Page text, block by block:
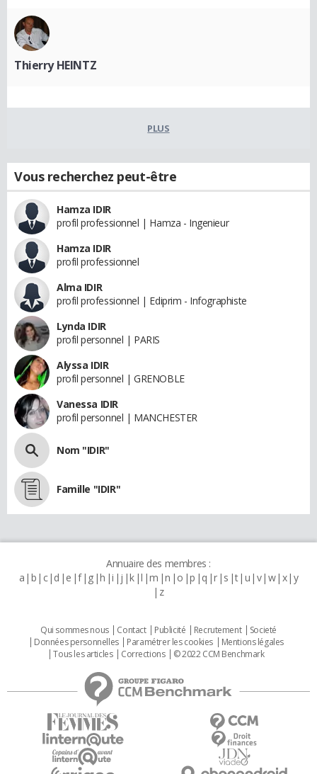
Thierry HEINTZ
PLUS
Vous recherchez peut-être
Hamza IDIR
profil professionnel | Hamza - Ingenieur
Hamza IDIR
profil professionnel
Alma IDIR
profil professionnel | Ediprim - Infographiste
Lynda IDIR
profil personnel | PARIS
Alyssa IDIR
profil personnel | GRENOBLE
Vanessa IDIR
profil personnel | MANCHESTER
Nom "IDIR"
Famille "IDIR"
Annuaire des membres :
a b c d e f g h i j k l m n o p q r s t u v w x y
z
Qui sommes nous Contact Publicité Recrutement
Societé
Données personnelles
Paramétrer les cookies
Mentions légales
Tous les articles
Corrections © 2022 CCM Benchmark